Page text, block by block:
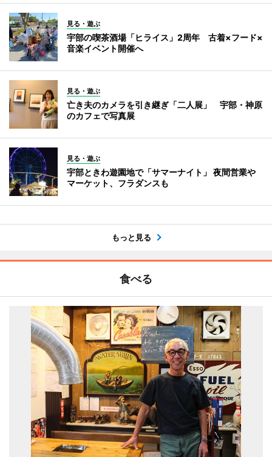
見る・遊ぶ
宇部の喫茶酒場「ヒライス」2周年 古着×フード×
音楽イベント開催へ
見る・遊ぶ
亡き夫のカメラを引き継ぎ「二人展」 宇部・神原
のカフェで写真展
見る・遊ぶ
宇部ときわ遊園地で「サマーナイト」 夜間営業や
マーケット、フラダンスも
もっと見る
食べる